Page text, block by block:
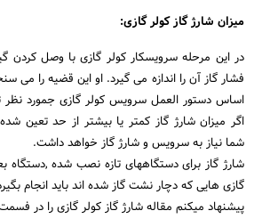
میزان شارژ گاز کولر گازی:
در این مرحله سرویسکار کولر گازی با وصل کردن
فشار گاز آن را اندازه می گیرد. او این قضیه را می
اساس دستور العمل سرویس کولر گازی جمورد
اگر میزان شارژ گاز کمتر یا بیشتر از حد تعین
شما نیاز به سرویس و شارژ گاز خواهد داشت.
شارژ گاز برای دستگاههای تازه نصب شده ,دستگاه
گازی هایی که دچار نشت گاز شده اند باید انجام
پیشنهاد میکنم مقاله شارژ گاز کولر گازی را در